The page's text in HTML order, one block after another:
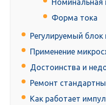
Номинальная
Форма тока
Регулируемый
Применение
Достоинства и
Ремонт
Как работает